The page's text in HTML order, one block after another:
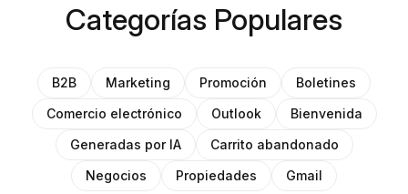
Categorías Populares
B2B Marketing Promoción
Boletines
Comercio electrónico
Outlook
Bienvenida
Generadas por IA
Carrito abandonado
Negocios
Propiedades Gmail